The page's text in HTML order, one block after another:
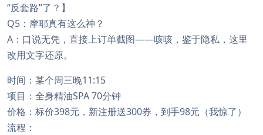
“反套路”了？】
Q5：摩耶真有这么神？
A：口说无凭，直接上订单截图——咳咳，鉴于隐私，这里
改用文字还原。
时间：某个周三晚11:15
项目：全身精油SPA 70分钟
价格：标价398元，新注册送300券，到手98元（我惊了）
流程：